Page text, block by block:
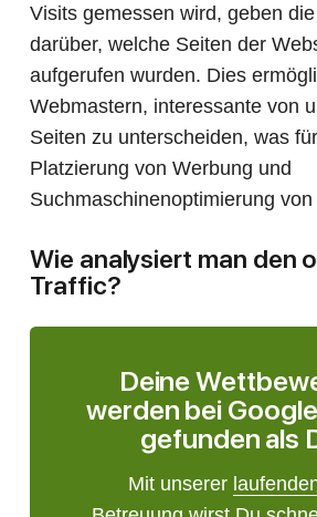
Visits gemessen wird, geben
darüber, welche Seiten der
aufgerufen wurden. Dies
Webmastern, interessante von
Seiten zu unterscheiden, was
Platzierung von Werbung und
Suchmaschinenoptimierung
Wie analysiert man den
Traffic?
Deine
werden bei
gefunden als
Mit unserer